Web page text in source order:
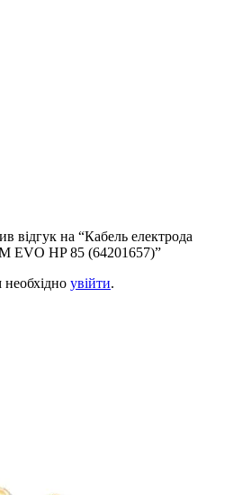
відгук на “Кабель електрода
EVO HP 85 (64201657)”
необхідно увійти.